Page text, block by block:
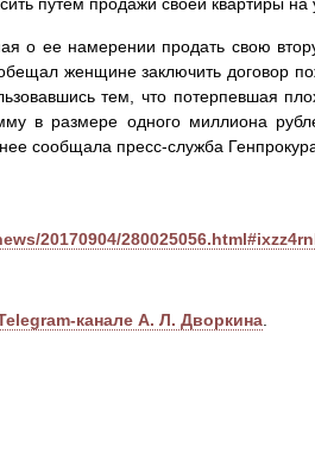
о ее намерении продать свою
женщине заключить договор
тем, что потерпевшая
в размере одного миллиона
сообщала пресс-служба
20170904/
канале А. Л. Дворкина